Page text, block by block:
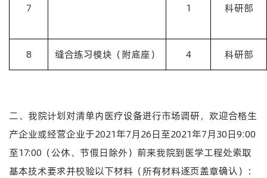
7
1
科研部
8 缝合练习模块（附底座） 4 科研部
二、我院计划对清单内医疗设备进行市场调研，欢迎合格生
产企业或经营企业于2021年7月26日至2021年7月30日9:00
至17:00 （公休、节假日除外） 前来我院到医学工程处索取
基本技术要求并校验以下材料（所有材料逐页盖章确认）：